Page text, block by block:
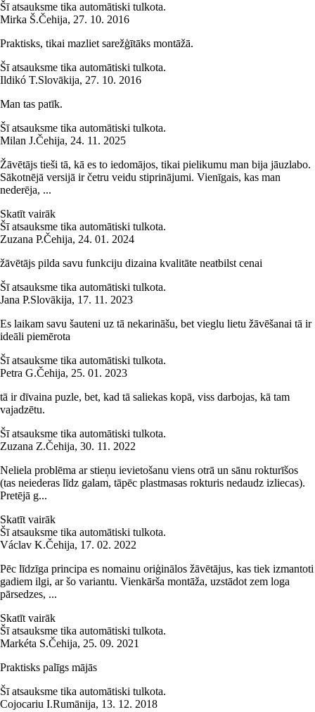
Šī atsauksme tika automātiski tulkota.
Mirka Š.Čehija, 27. 10. 2016
Praktisks, tikai mazliet sarežģītāks montāžā.
Šī atsauksme tika automātiski tulkota.
Ildikó T.Slovākija, 27. 10. 2016
Man tas patīk.
Šī atsauksme tika automātiski tulkota.
Milan J.Čehija, 24. 11. 2025
Žāvētājs tieši tā, kā es to iedomājos, tikai pielikumu man bija jāuzlabo.
Sākotnējā versijā ir četru veidu stiprinājumi. Vienīgais, kas man
nederēja, ...
Skatīt vairāk
Šī atsauksme tika automātiski tulkota.
Zuzana P.Čehija, 24. 01. 2024
žāvētājs pilda savu funkciju dizaina kvalitāte neatbilst cenai
Šī atsauksme tika automātiski tulkota.
Jana P.Slovākija, 17. 11. 2023
Es laikam savu šauteni uz tā nekarināšu, bet vieglu lietu žāvēšanai tā ir
ideāli piemērota
Šī atsauksme tika automātiski tulkota.
Petra G.Čehija, 25. 01. 2023
tā ir dīvaina puzle, bet, kad tā saliekas kopā, viss darbojas, kā tam
vajadzētu.
Šī atsauksme tika automātiski tulkota.
Zuzana Z.Čehija, 30. 11. 2022
Neliela problēma ar stieņu ievietošanu viens otrā un sānu rokturīšos
(tas neiederas līdz galam, tāpēc plastmasas rokturis nedaudz izliecas).
Pretējā g...
Skatīt vairāk
Šī atsauksme tika automātiski tulkota.
Václav K.Čehija, 17. 02. 2022
Pēc līdzīga principa es nomainu oriģinālos žāvētājus, kas tiek izmantoti
gadiem ilgi, ar šo variantu. Vienkārša montāža, uzstādot zem loga
pārsedzes, ...
Skatīt vairāk
Šī atsauksme tika automātiski tulkota.
Markéta S.Čehija, 25. 09. 2021
Praktisks palīgs mājās
Šī atsauksme tika automātiski tulkota.
Cojocariu I.Rumānija, 13. 12. 2018